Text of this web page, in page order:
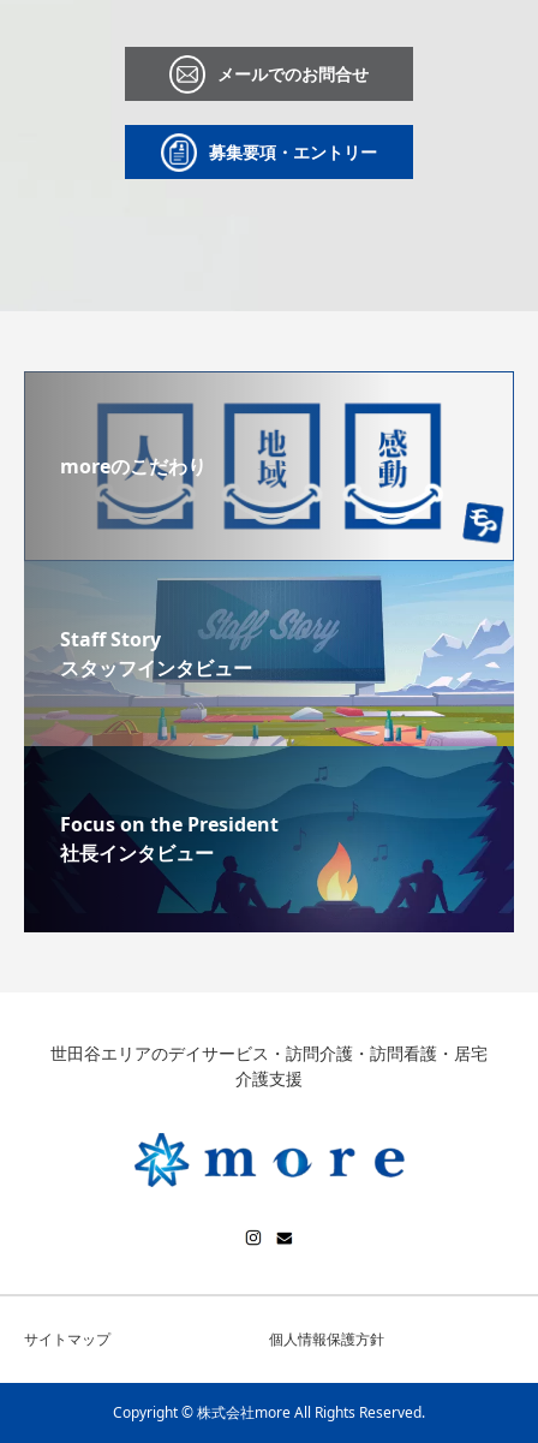
メールでのお問合せ
募集要項・エントリー
moreのこだわり
Staff Story
スタッフインタビュー
Focus on the President
社長インタビュー
世田谷エリアのデイサービス・訪問介護・訪問看護・居宅
介護支援
サイトマップ 個人情報保護方針
Copyright © 株式会社more All Rights Reserved.